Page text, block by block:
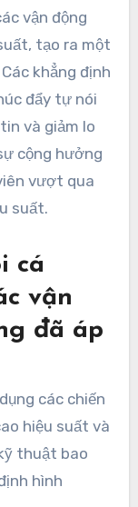
vận động
tạo ra một
khẳng định
đẩy tự nói
và giảm lo
cộng hưởng
vượt qua
suất.
cá
vận
đã áp
các chiến
hiệu suất và
thuật bao
hình